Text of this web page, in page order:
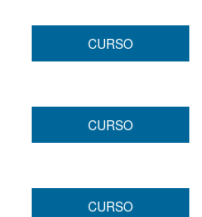
CURSO
CURSO
CURSO